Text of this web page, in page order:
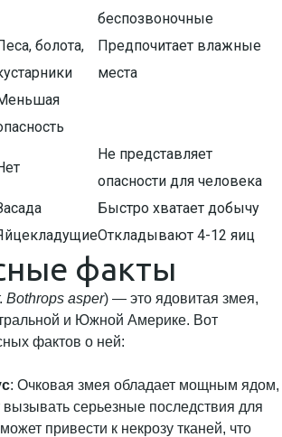
беспозвоночные
болота,
Предпочитает влажные
места
Не представляет
опасности для человека
Быстро хватает добычу
Откладывают 4-12 яиц
факты
Bothrops asper) — это ядовитая змея,
и Южной Америке. Вот
фактов о ней:
: Очковая змея обладает мощным ядом,
серьезные последствия для
привести к некрозу тканей, что